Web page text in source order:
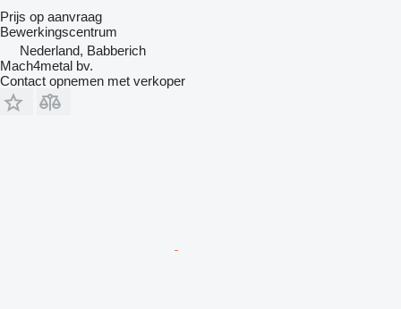
Prijs op aanvraag
Bewerkingscentrum
Nederland, Babberich
Mach4metal bv.
Contact opnemen met verkoper